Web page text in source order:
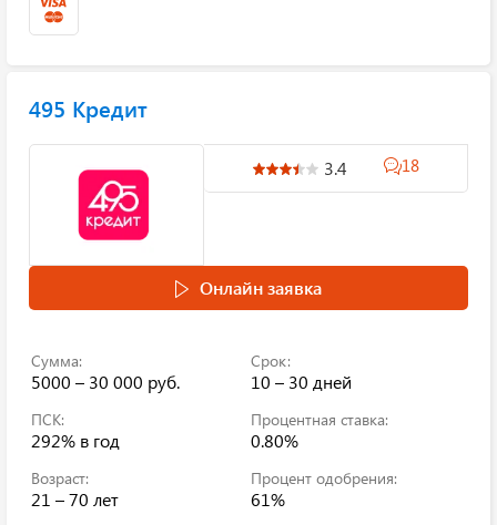
495 Кредит
3.4 18
Онлайн заявка
Сумма:
5000 – 30 000 руб.
Срок:
10 – 30 дней
ПСК:
292% в год
Процентная ставка:
0.80%
Возраст:
21 – 70 лет
Процент одобрения:
61%